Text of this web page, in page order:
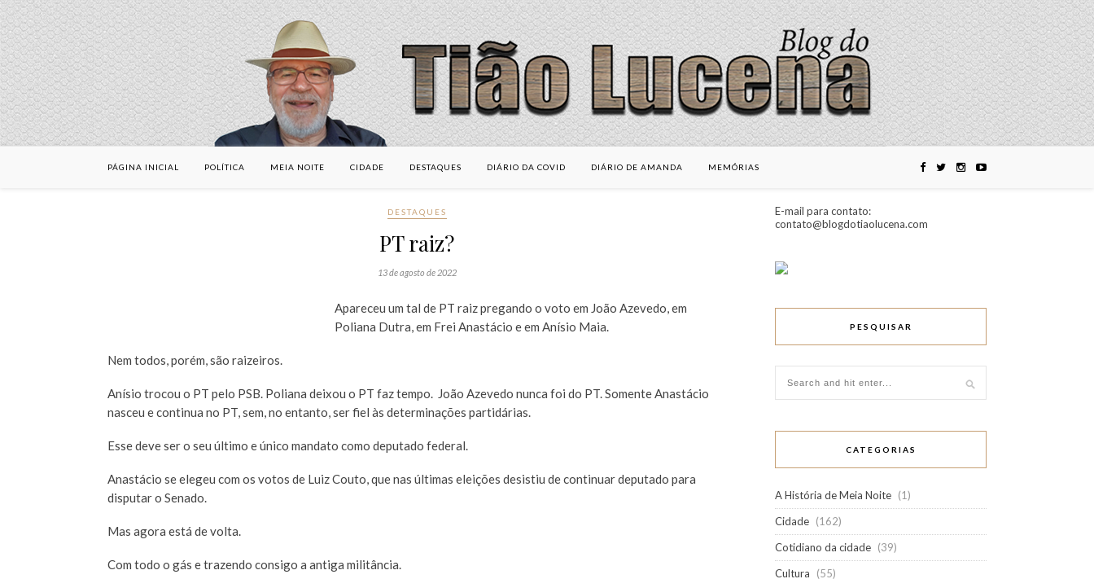
PÁGINA INICIAL POLÍTICA MEIA NOITE CIDADE DESTAQUES DIÁRIO DA COVID DIÁRIO DE AMANDA MEMÓRIAS
DESTAQUES
PT raiz?
13 de agosto de 2022
Apareceu um tal de PT raiz pregando o voto em João Azevedo, em
Poliana Dutra, em Frei Anastácio e em Anísio Maia.
Nem todos, porém, são raizeiros.
Anísio trocou o PT pelo PSB. Poliana deixou o PT faz tempo. João Azevedo nunca foi do PT. Somente Anastácio
nasceu e continua no PT, sem, no entanto, ser fiel às determinações partidárias.
Esse deve ser o seu último e único mandato como deputado federal.
Anastácio se elegeu com os votos de Luiz Couto, que nas últimas eleições desistiu de continuar deputado para
disputar o Senado.
Mas agora está de volta.
Com todo o gás e trazendo consigo a antiga militância.
E-mail para contato:
contato@blogdotiaolucena.com
PESQUISAR
CATEGORIAS
A História de Meia Noite (1)
Cidade (162)
Cotidiano da cidade (39)
Cultura
(55)